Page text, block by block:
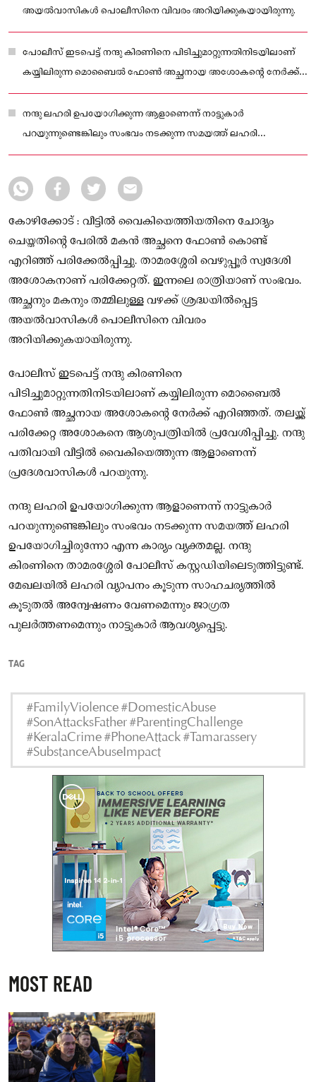
അയൽവാസികൾ പൊലീസിനെ വിവരം അറിയിക്കുകയായിരുന്നു.
പോലീസ് ഇടപെട്ട് നന്ദു കിരണിനെ പിടിച്ചുമാറ്റുന്നതിനിടയിലാണ്
കയ്യിലിരുന്ന മൊബൈൽ ഫോൺ അച്ഛനായ അശോകന്റെ നേർക്ക്
എറിഞ്ഞത്.
നന്ദു ലഹരി ഉപയോഗിക്കുന്ന ആളാണെന്ന് നാട്ടുകാർ
പറയുന്നുണ്ടെങ്കിലും സംഭവം നടക്കുന്ന സമയത്ത് ലഹരി
ഉപയോഗിച്ചിരുന്നോ എന്ന കാര്യം വ്യക്തമല്ല.
കോഴിക്കോട് : വീട്ടിൽ വൈകിയെത്തിയതിനെ ചോദ്യം
ചെയ്തതിൻ്റെ പേരിൽ മകൻ അച്ഛനെ ഫോൺ കൊണ്ട്
എറിഞ്ഞ് പരിക്കേൽപ്പിച്ചു. താമരശ്ശേരി വെഴുപ്പൂർ സ്വദേശി
അശോകനാണ് പരിക്കേറ്റത്. ഇന്നലെ രാത്രിയാണ് സംഭവം.
അച്ഛനും മകനും തമ്മിലുള്ള വഴക്ക് ശ്രദ്ധയിൽപ്പെട്ട
അയൽവാസികൾ പൊലീസിനെ വിവരം
അറിയിക്കുകയായിരുന്നു.
പോലീസ് ഇടപെട്ട് നന്ദു കിരണിനെ
പിടിച്ചുമാറ്റുന്നതിനിടയിലാണ് കയ്യിലിരുന്ന മൊബൈൽ
ഫോൺ അച്ഛനായ അശോകന്റെ നേർക്ക് എറിഞ്ഞത്. തലയ്ക്ക്
പരിക്കേറ്റ അശോകനെ ആശുപത്രിയിൽ പ്രവേശിപ്പിച്ചു. നന്ദു
പതിവായി വീട്ടിൽ വൈകിയെത്തുന്ന ആളാണെന്ന്
പ്രദേശവാസികൾ പറയുന്നു.
നന്ദു ലഹരി ഉപയോഗിക്കുന്ന ആളാണെന്ന് നാട്ടുകാർ
പറയുന്നുണ്ടെങ്കിലും സംഭവം നടക്കുന്ന സമയത്ത് ലഹരി
ഉപയോഗിച്ചിരുന്നോ എന്ന കാര്യം വ്യക്തമല്ല. നന്ദു
കിരണിനെ താമരശ്ശേരി പോലീസ് കസ്റ്റഡിയിലെടുത്തിട്ടുണ്ട്.
മേഖലയിൽ ലഹരി വ്യാപനം കൂടുന്ന സാഹചര്യത്തിൽ
കൂടുതൽ അന്വേഷണം വേണമെന്നും ജാഗ്രത
പുലർത്തണമെന്നും നാട്ടുകാർ ആവശ്യപ്പെട്ടു.
TAG
#FamilyViolence #DomesticAbuse
#SonAttacksFather #ParentingChallenge
#KeralaCrime #PhoneAttack #Tamarassery
#SubstanceAbuseImpact
MOST READ